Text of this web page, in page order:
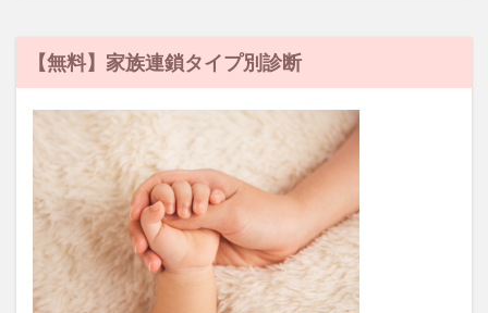
【無料】家族連鎖タイプ別診断